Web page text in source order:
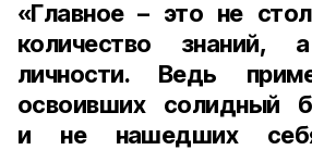
«Главное – это не
количество знаний,
личности. Ведь
освоивших солидный
и не нашедших